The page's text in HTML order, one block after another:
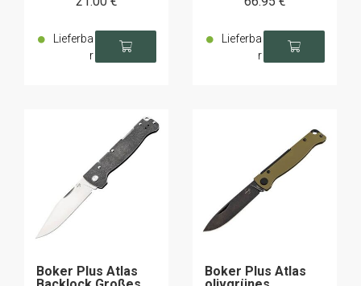
Lieferba
r
Lieferba
r
Boker Plus Atlas
Boker Plus Atlas